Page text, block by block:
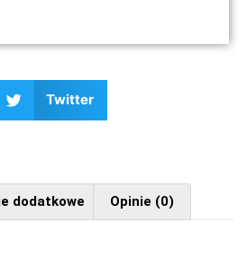
Twitter
dodatkowe Opinie (0)